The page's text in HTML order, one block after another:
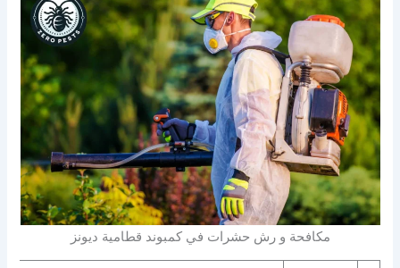
مكافحة و رش حشرات في كمبوند قطامية ديونز